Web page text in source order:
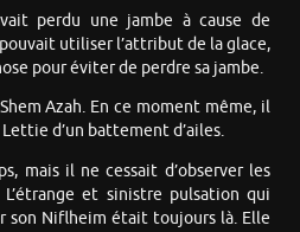
perdu une jambe à cause de
utiliser l’attribut de la glace,
pour éviter de perdre sa jambe.
Azah. En ce moment même, il
d’un battement d’ailes.
mais il ne cessait d’observer les
et sinistre pulsation qui
son Niflheim était toujours là. Elle